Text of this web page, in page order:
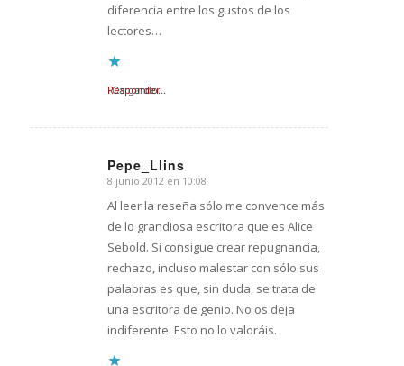
diferencia entre los gustos de los
lectores…
Cargando...
Responder
Pepe_Llins
Dice:
8 junio 2012 en 10:08
Al leer la reseña sólo me convence más
de lo grandiosa escritora que es Alice
Sebold. Si consigue crear repugnancia,
rechazo, incluso malestar con sólo sus
palabras es que, sin duda, se trata de
una escritora de genio. No os deja
indiferente. Esto no lo valoráis.